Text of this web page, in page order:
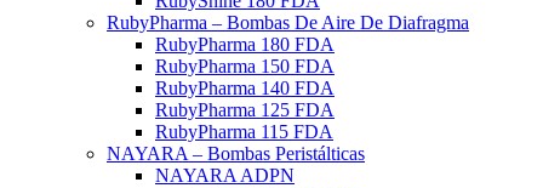
RubyPharma – Bombas De Aire De Diafragma
RubyPharma 180 FDA
RubyPharma 150 FDA
RubyPharma 140 FDA
RubyPharma 125 FDA
RubyPharma 115 FDA
NAYARA – Bombas Peristálticas
NAYARA ADPN